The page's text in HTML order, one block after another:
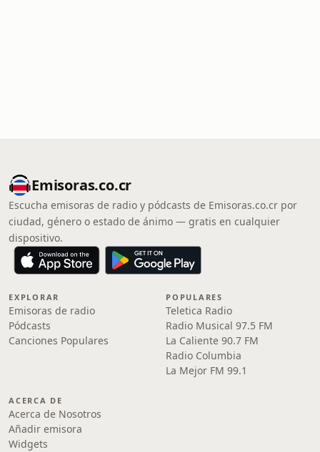
Emisoras.co.cr
Escucha emisoras de radio y pódcasts de Emisoras.co.cr por
ciudad, género o estado de ánimo — gratis en cualquier
dispositivo.
EXPLORAR
Emisoras de radio
Pódcasts
Canciones Populares
POPULARES
Teletica Radio
Radio Musical 97.5 FM
La Caliente 90.7 FM
Radio Columbia
La Mejor FM 99.1
ACERCA DE
Acerca de Nosotros
Añadir emisora
Widgets